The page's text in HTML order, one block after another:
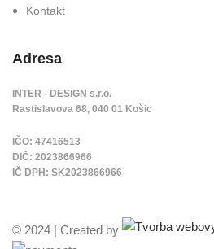
Kontakt
Adresa
INTER - DESIGN s.r.o.
Rastislavova 68, 040 01 Košic
IČO: 47416513
DIČ: 2023866966
IČ DPH: SK2023866966
© 2024 | Created by